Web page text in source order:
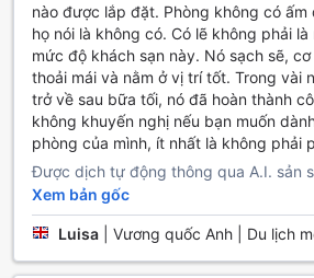
Tiện nghi ẩm thực tuyệt vời tại Khách
Khách sạn Veneto tọa lạc tại Florence,
khách một trải nghiệm ẩm thực tuyệt
khách có thể tận hưởng bữa sáng đa
sáng của khách sạn với buffet sáng
món ăn từ khắp nơi trên thế giới, du
thưởng thức các món ăn ngon lành và
đầu một ngày mới tràn đầy năng lượng.
Ngoài ra, khách sạn Veneto cũng cung
ăn tại chỗ, giúp du khách có thể
ngon tại phòng riêng của mình. Du
nào được lắp đặt. Phòng không có ấm
họ nói là không có. Có lẽ không phải
mức độ khách sạn này. Nó sạch sẽ,
thoải mái và nằm ở vị trí tốt. Trong vài
trở về sau bữa tối, nó đã hoàn thành
không khuyến nghị nếu bạn muốn
phòng của mình, ít nhất là không phải
Được dịch tự động thông qua A.I. sản
Xem bản gốc
Luisa Vương quốc Anh | Du lịch